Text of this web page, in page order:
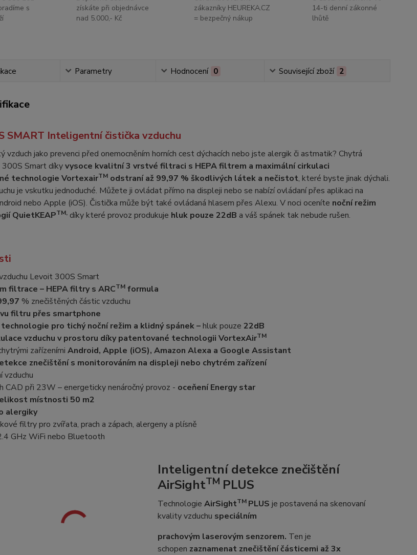
s
získáte při objednávce
nad 5.000,- Kč
zákazníky HEUREKA.CZ
= bezpečný nákup
14-ti denní zákonné
lhůtě
Parametry Hodnocení 0 Související zboží 2
SMART Inteligentní čistička vzduchu
vzduch jako prevenci před onemocněním horních cest dýchacích nebo jste alergik či astmatik? Chytrá
300S Smart díkyvysoce kvalitní 3 vrstvé filtraci s HEPA filtrem a maximální cirkulaci
technologie VortexairTModstraní až 99,97 % škodlivých látek a nečistot, které byste jinak dýchali.
je vskutku jednoduché. Můžete ji ovládat přímo na displeji nebo se nabízí ovládaní přes aplikaci na
nebo Apple (iOS). Čistička může být také ovládaná hlasem přes Alexu. V noci oceníte noční režim
QuietKEAPTM,díky které provoz produkuje hluk pouze 22dB a váš spánek tak nebude rušen.
Levoit 300S Smart
filtrace – HEPAfiltry s ARCTMformula
% znečištěných částic vzduchu
filtru přes smartphone
pro tichý noční režim a klidný spánek –hluk pouze 22dB
vzduchu v prostoru díky patentované technologii VortexAirTM
zařízeními Android, Apple (iOS), Amazon Alexa a Google Assistant
znečištění s monitorováním na displeji nebo chytrém zařízení
vzduchu
CAD při 23W – energeticky nenáročný provoz - oceňení Energy star
místnosti 50 m2
alergiky
filtry pro zvířata, prach a zápach, alergeny a plísně
GHz WiFi nebo Bluetooth
Inteligentní detekce znečištění
AirSightTM PLUS
Technologie AirSightTM PLUS je postavená na skenovaní
kvality vzduchu speciálním
prachovým laserovým senzorem. Ten je
schopen zaznamenat znečištění částicemi až 3x